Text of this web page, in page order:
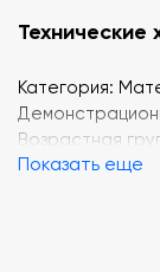
Технические
Категория:
Возрастная
Материал:
Показать еще